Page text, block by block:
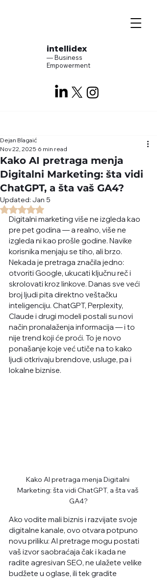
intellidex
— Business
Empowerment
Kako AI pretraga menja
Digitalni Marketing: šta vidi
ChatGPT, a šta vaš GA4?
Dejan Blagaić
Nov 22, 2025 6 min read
Updated: Jan 5
Rated NaN out of 5 stars.
Digitalni marketing više ne izgleda kao
pre pet godina — a realno, više ne
izgleda ni kao prošle godine. Navike
korisnika menjaju se tiho, ali brzo.
Nekada je pretraga značila jedno:
otvoriti Google, ukucati ključnu reč i
skrolovati kroz linkove. Danas sve veći
broj ljudi pita direktno veštačku
inteligenciju. ChatGPT, Perplexity,
Claude i drugi modeli postali su novi
način pronalaženja informacija — i to
nije trend koji će proći. To je novo
ponašanje koje već utiče na to kako
ljudi otkrivaju brendove, usluge, pa i
lokalne biznise.
Kako AI pretraga menja Digitalni
Marketing: šta vidi ChatGPT, a šta vaš
GA4?
Ako vodite mali biznis i razvijate svoje
digitalne kanale, ovo otvara potpuno
novu priliku: AI pretrage mogu postati
vaš izvor saobraćaja čak i kada ne
radite agresivan SEO, ne ulažete velike
budžete u oglase, ili tek gradite